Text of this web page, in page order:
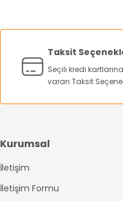
Taksit
Seçili kredi
varan Taksit
Kurumsal
İletişim
İletişim Formu